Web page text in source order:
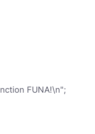
FUNA!\n";